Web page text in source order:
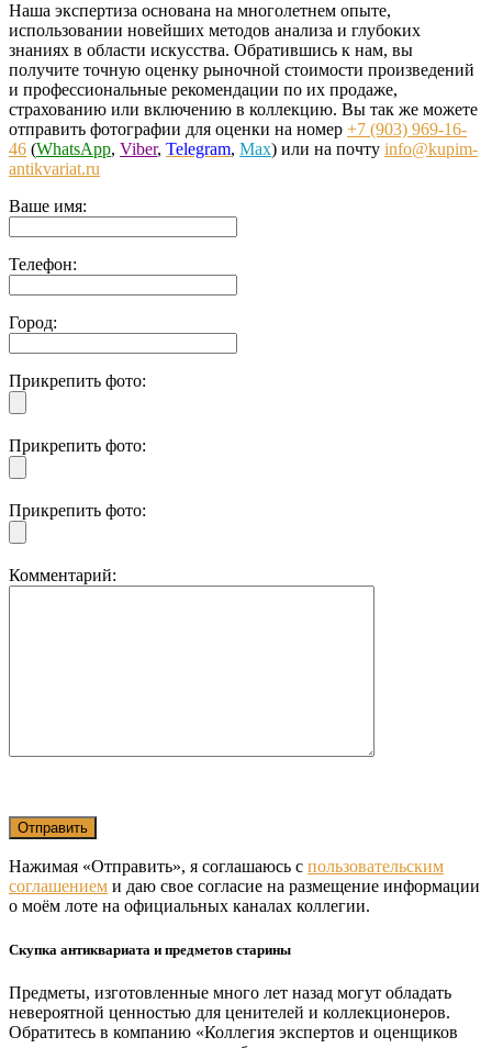
Наша экспертиза основана на многолетнем опыте,
использовании новейших методов анализа и глубоких
знаниях в области искусства. Обратившись к нам, вы
получите точную оценку рыночной стоимости произведений
и профессиональные рекомендации по их продаже,
страхованию или включению в коллекцию. Вы так же можете
отправить фотографии для оценки на номер +7 (903) 969-16-
46 (WhatsApp, Viber, Telegram, Max) или на почту info@kupim-
antikvariat.ru
Ваше имя:
Телефон:
Город:
Прикрепить фото:
Прикрепить фото:
Прикрепить фото:
Комментарий:
Нажимая «Отправить», я соглашаюсь с пользовательским
соглашением и даю свое согласие на размещение информации
о моём лоте на официальных каналах коллегии.
Скупка антиквариата и предметов старины
Предметы, изготовленные много лет назад могут обладать
невероятной ценностью для ценителей и коллекционеров.
Обратитесь в компанию «Коллегия экспертов и оценщиков